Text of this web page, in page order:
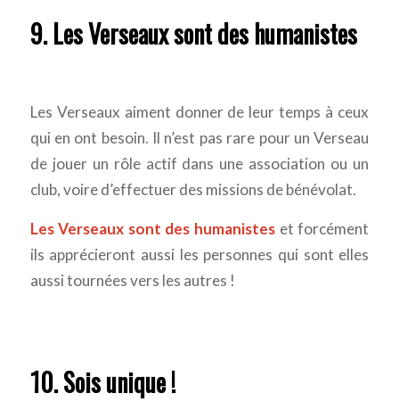
9. Les Verseaux sont des humanistes
Les Verseaux aiment donner de leur temps à ceux
qui en ont besoin. Il n’est pas rare pour un Verseau
de jouer un rôle actif dans une association ou un
club, voire d’effectuer des missions de bénévolat.
Les Verseaux sont des humanistes et forcément
ils apprécieront aussi les personnes qui sont elles
aussi tournées vers les autres !
10. Sois unique !